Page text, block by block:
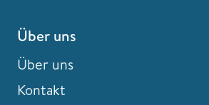
Über uns
Über uns
Kontakt